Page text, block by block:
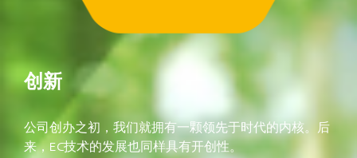
创新
公司创办之初，我们就拥有一颗领先于时代的内核。后
来，EC技术的发展也同样具有开创性。